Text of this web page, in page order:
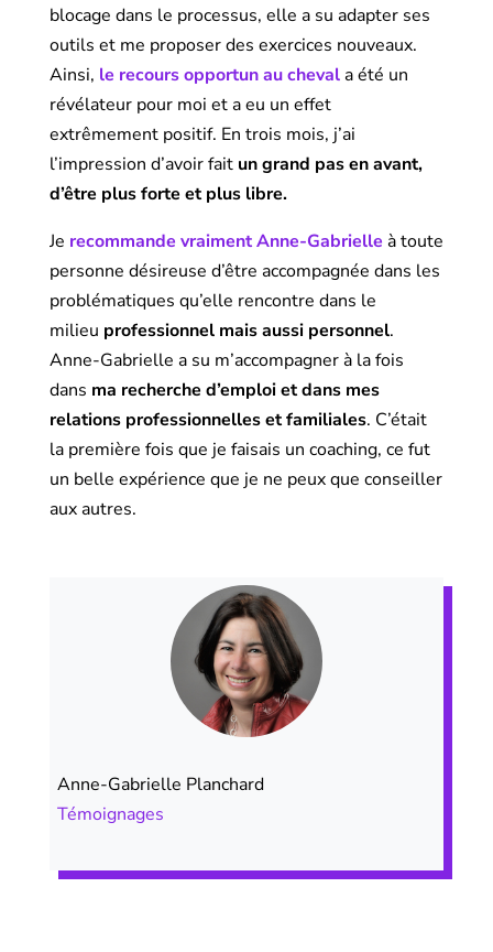
blocage dans le processus, elle a su adapter ses
outils et me proposer des exercices nouveaux.
Ainsi, le recours opportun au chevala été un
révélateur pour moi et a eu un effet
extrêmement positif. En trois mois, j’ai
l’impression d’avoir fait un grand pas en avant,
d’être plus forte et plus libre.
Je recommande vraiment Anne-Gabrielle à toute
personne désireuse d’être accompagnée dans les
problématiques qu’elle rencontre dans le
milieu professionnel mais aussi personnel.
Anne-Gabrielle a su m’accompagner à la fois
dans ma recherche d’emploi et dans mes
relations professionnelles et familiales. C’était
la première fois que je faisais un coaching, ce fut
un belle expérience que je ne peux que conseiller
aux autres.
Anne-Gabrielle Planchard
Témoignages